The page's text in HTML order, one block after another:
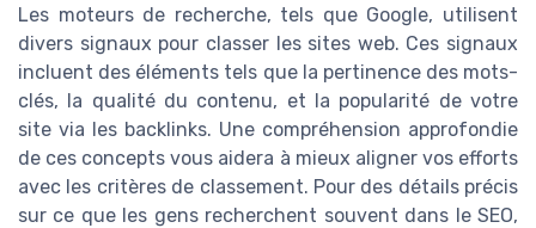
Les moteurs de recherche, tels que Google, utilisent
divers signaux pour classer les sites web. Ces signaux
incluent des éléments tels que la pertinence des mots-
clés, la qualité du contenu, et la popularité de votre
site via les backlinks. Une compréhension approfondie
de ces concepts vous aidera à mieux aligner vos efforts
avec les critères de classement. Pour des détails précis
sur ce que les gens recherchent souvent dans le SEO,